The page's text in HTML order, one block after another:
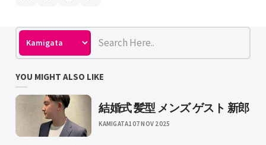
YOU MIGHT ALSO LIKE
結婚式 髪型 メンズ ゲスト 新郎
KAMIGATA107 NOV 2025